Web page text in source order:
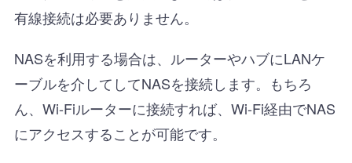
有線接続は必要ありません。
NASを利用する場合は、ルーターやハブにLANケ
ーブルを介してしてNASを接続します。もちろ
ん、Wi-Fiルーターに接続すれば、Wi-Fi経由でNAS
にアクセスすることが可能です。